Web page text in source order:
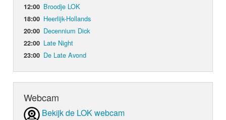
12:00 Broodje LOK
18:00 Heerlijk-Hollands
20:00 Decennium Dick
22:00 Late Night
23:00 De Late Avond
Webcam
Bekijk de LOK webcam